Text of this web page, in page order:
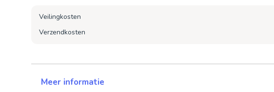
Veilingkosten
Verzendkosten
Meer informatie